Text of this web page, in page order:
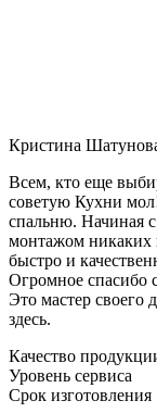
Кристина
Всем, кто еще
советую Кухни
спальню. Начиная с
монтажом никаких
быстро и
Огромное спасибо
Это мастер своего
здесь.
Качество
Уровень сервиса
Срок изготовления